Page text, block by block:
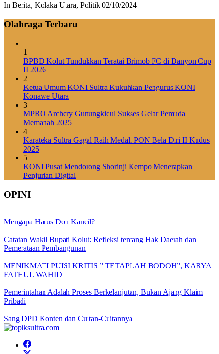
In Berita, Kolaka Utara, Politik|02/10/2024
Olahraga Terbaru
1
BPBD Kolut Tundukkan Teratai Brimob FC di Danyon Cup
II 2026
2
Ketua Umum KONI Sultra Kukuhkan Pengurus KONI
Konawe Utara
3
MPRO Archery Gunungkidul Sukses Gelar Pemuda
Memanah 2025
4
Karateka Sultra Gagal Raih Medali PON Bela Diri II Kudus
2025
5
KONI Pusat Mendorong Shorinji Kempo Menerapkan
Penjurian Digital
OPINI
Mengapa Harus Don Kancil?
Catatan Wakil Bupati Kolut: Refleksi tentang Hak Daerah dan
Pemerataan Pembangunan
MENIKMATI PUISI KRITIS ” TETAPLAH BODOH”, KARYA
FATHUL WAHID
Pemerintahan Adalah Proses Berkelanjutan, Bukan Ajang Klaim
Pribadi
Sang DPD Konten dan Cuitan-Cuitannya